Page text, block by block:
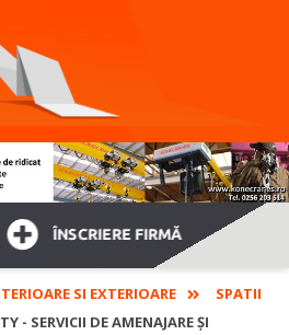
ÎNSCRIERE FIRMĂ
SI EXTERIOARE
SPATII
- SERVICII DE AMENAJARE ȘI